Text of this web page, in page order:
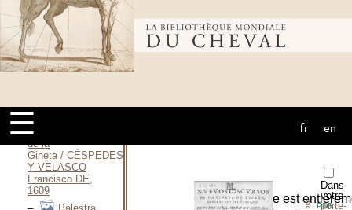
Bibliothèque
mondiale du
cheval
☰ fr en
la
gineta / CHACÓN
Fernan, 1551
À la
découverte de la
corrida à cheval
Claude, 1992
de la
Gineta / CÉSPEDES
Y VELASCO
Francisco DE,
1609
Dans
votre
porte-
⇪PDF
L’ouvrage est